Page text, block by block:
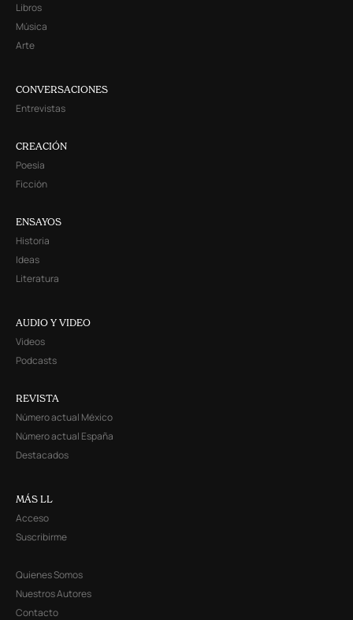
Libros
Música
Arte
CONVERSACIONES
Entrevistas
CREACIÓN
Poesía
Ficción
ENSAYOS
Historia
Ideas
Literatura
AUDIO Y VIDEO
Videos
Podcasts
REVISTA
Número actual México
Número actual España
Destacados
MÁS LL
Acceso
Suscribirme
Quienes Somos
Nuestros Autores
Contacto